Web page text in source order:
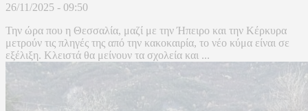
26/11/2025 - 09:50
Την ώρα που η Θεσσαλία, μαζί με την Ήπειρο και την Κέρκυρα
μετρούν τις πληγές της από την κακοκαιρία, το νέο κύμα είναι σε
εξέλιξη. Κλειστά θα μείνουν τα σχολεία και ...